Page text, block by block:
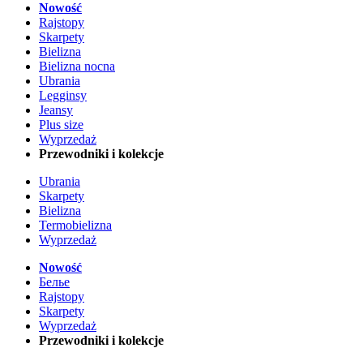
Nowość
Rajstopy
Skarpety
Bielizna
Bielizna nocna
Ubrania
Legginsy
Jeansy
Plus size
Wyprzedaż
Przewodniki i kolekcje
Ubrania
Skarpety
Bielizna
Termobielizna
Wyprzedaż
Nowość
Белье
Rajstopy
Skarpety
Wyprzedaż
Przewodniki i kolekcje